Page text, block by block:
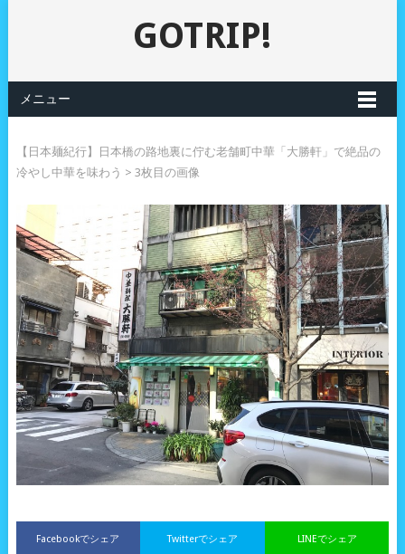
GOTRIP!
メニュー
【日本麺紀行】日本橋の路地裏に佇む老舗町中華「大勝軒」で絶品の
冷やし中華を味わう > 3枚目の画像
Facebookでシェア LINEでシェア
Twitterでシェア